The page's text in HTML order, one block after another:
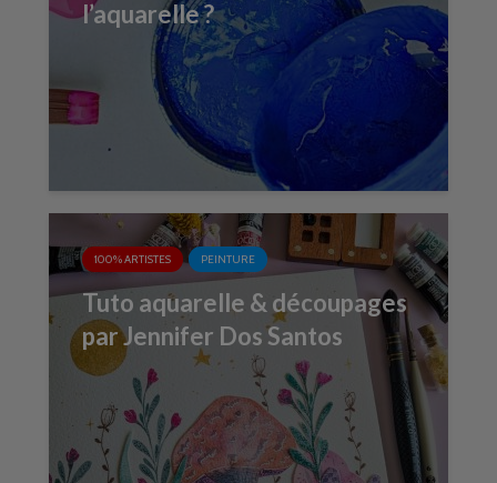
l’aquarelle ?
100% ARTISTES PEINTURE
Tuto aquarelle & découpages
par Jennifer Dos Santos